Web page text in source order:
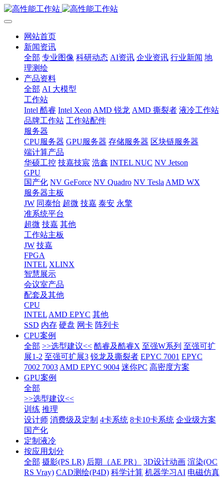
网站首页
新闻资讯
全部 专业图像 科研动态 AI资讯 企业资讯 行业新闻 地
理测绘
产品资料
全部 AI 大模型
工作站
Intel 酷睿 Intel Xeon AMD 锐龙 AMD 撕裂者 液冷工作站
品牌工作站 工作站配件
服务器
CPU服务器 GPU服务器 存储服务器 区块链服务器
端计算产品
华硕工控 技嘉技宸 浩鑫 INTEL NUC NV Jetson
GPU
国产化 NV GeForce NV Quadro NV Tesla AMD WX
服务器主板
JW 同泰怡 超微 技嘉 泰安 永擎
准系统平台
超微 技嘉 其他
工作站主板
JW 技嘉
FPGA
INTEL XLINX
智慧展示
会议室产品
配套及其他
CPU
INTEL AMD EPYC 其他
SSD 内存 硬盘 网卡 阵列卡
CPU案例
全部 >>选型建议<< 酷睿及酷睿X 至强W系列 至强可扩
展1-2 至强可扩展3 锐龙及撕裂者 EPYC 7001 EPYC
7002 7003 AMD EPYC 9004 迷你PC 高密度方案
GPU案例
全部
>>选型建议<<
训练 推理
设计师 消费级及定制 4卡系统 8卡10卡系统 企业级方案
国产化
定制液冷
按应用划分
全部 摄影(PS LR) 后期（AE PR） 3D设计动画 渲染(OC
RS Vray) CAD测绘(P4D) 科学计算 机器学习AI 电磁仿真